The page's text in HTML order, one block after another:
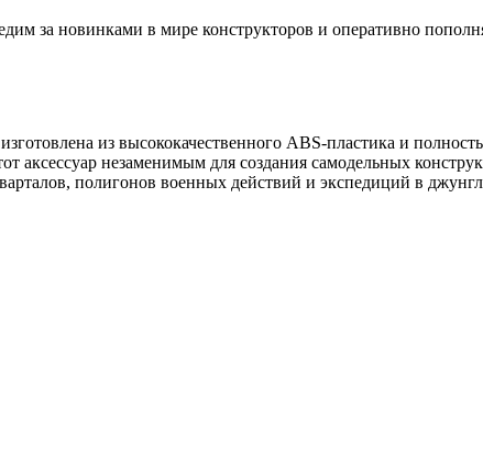
за новинками в мире конструкторов и оперативно
из высококачественного ABS-пластика и
аксессуар незаменимым для создания самодельных
полигонов военных действий и экспедиций в